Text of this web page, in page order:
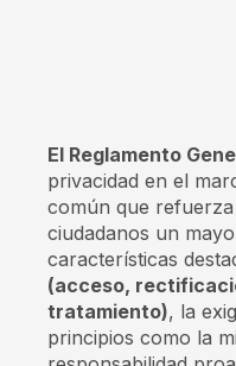
El Reglamento
privacidad en el
común que
ciudadanos un
características
(acceso,
tratamiento), la
principios como la